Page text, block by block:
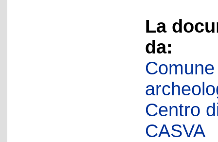
La
da:
Centro
CASVA